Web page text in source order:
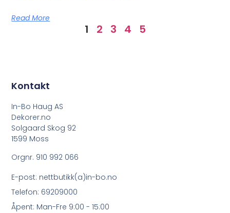
Read More
1 2 3 4 5
Kontakt
In-Bo Haug AS
Dekorer.no
Solgaard Skog 92
1599 Moss
Orgnr. 910 992 066
E-post: nettbutikk(a)in-bo.no
Telefon: 69209000
Åpent: Man-Fre 9:00 - 15:00